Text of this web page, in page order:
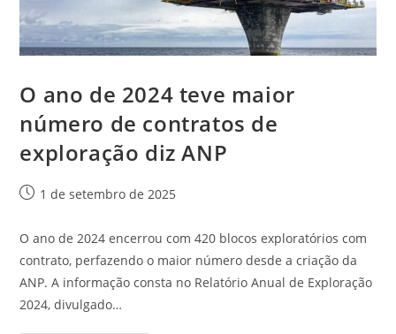
O ano de 2024 teve maior
número de contratos de
exploração diz ANP
1 de setembro de 2025
O ano de 2024 encerrou com 420 blocos exploratórios com
contrato, perfazendo o maior número desde a criação da
ANP. A informação consta no Relatório Anual de Exploração
2024, divulgado…